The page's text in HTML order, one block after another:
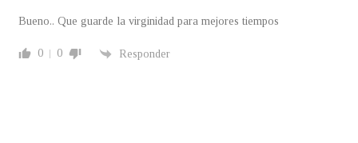
Bueno.. Que guarde la virginidad para mejores tiempos
0 0 Responder